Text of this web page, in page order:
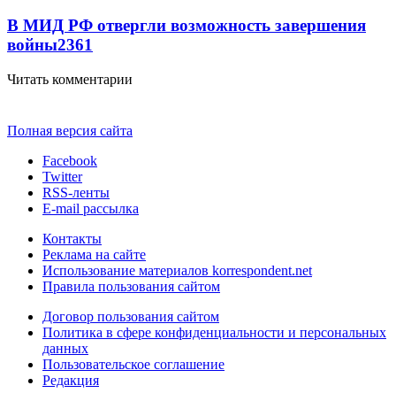
В МИД РФ отвергли возможность завершения
войны2361
Читать комментарии
Полная версия сайта
Facebook
Twitter
RSS-ленты
E-mail рассылка
Контакты
Реклама на сайте
Использование материалов korrespondent.net
Правила пользования сайтом
Договор пользования сайтом
Политика в сфере конфиденциальности и персональных
данных
Пользовательское соглашение
Редакция